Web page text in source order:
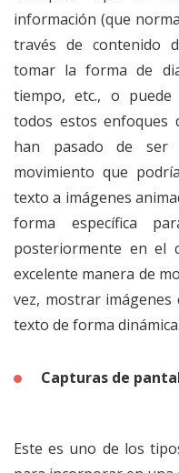
información (que
través de contenido
tomar la forma de
tiempo, etc., o
todos estos enfoques
han pasado de ser
movimiento que
texto a imágenes
forma específica
posteriormente en el
excelente manera de
vez, mostrar
texto de forma dinámica.
Capturas de
Este es uno de los